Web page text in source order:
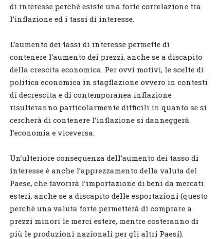
di interesse perchè esiste una forte correlazione tra
l’inflazione ed i tassi di interesse.
L’aumento dei tassi di interesse permette di
contenere l’aumento dei prezzi, anche se a discapito
della crescita economica. Per ovvi motivi, le scelte di
politica economica in stagflazione ovvero in contesti
di decrescita e di contemporanea inflazione
risulteranno particolarmente difficili in quanto se si
cercherà di contenere l’inflazione si danneggerà
l’economia e viceversa.
Un’ulteriore conseguenza dell’aumento dei tasso di
interesse è anche l’apprezzamento della valuta del
Paese, che favorirà l’importazione di beni da mercati
esteri, anche se a discapito delle esportazioni (questo
perchè una valuta forte permetterà di comprare a
prezzi minori le merci estere, mentre costeranno di
più le produzioni nazionali per gli altri Paesi).